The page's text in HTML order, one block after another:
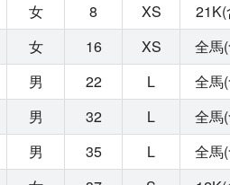
女
8 XS 21K(
女
16 XS 全馬
男
22 L 全馬
男
32 L 全馬
男
35 L 全馬